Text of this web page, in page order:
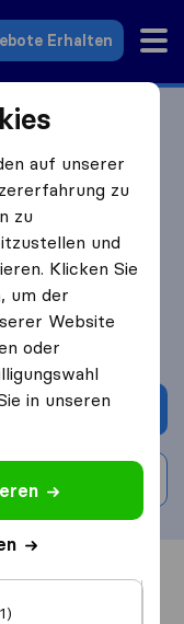
Erhalten
Hallwang
85
i
mit anderen
Quellen
auf unserer
zu
zu
und
Klicken Sie
um der
Website
oder
in unseren